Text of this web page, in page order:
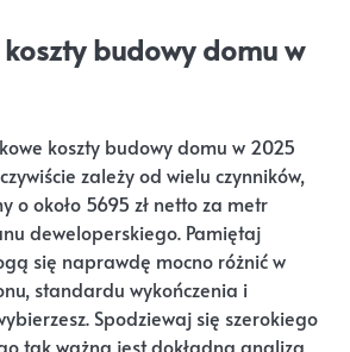
budowy domu w
koszty budowy domu w 2025
zależy od wielu czynników,
o około 5695 zł netto za metr
deweloperskiego. Pamiętaj
się naprawdę mocno różnić w
standardu wykończenia i
Spodziewaj się szerokiego